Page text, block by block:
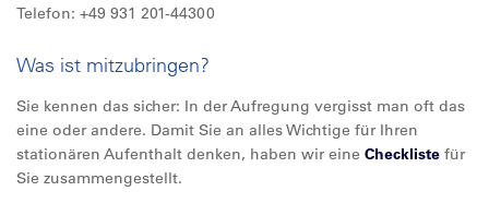
Telefon: +49 931 201-44300
Was ist mitzubringen?
Sie kennen das sicher: In der Aufregung vergisst man oft das
eine oder andere. Damit Sie an alles Wichtige für Ihren
stationären Aufenthalt denken, haben wir eine Checkliste für
Sie zusammengestellt.